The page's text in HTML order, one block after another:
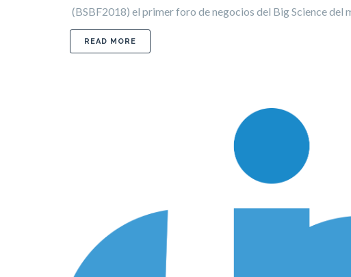
(BSBF2018) el primer foro de negocios del Big Science del
READ MORE